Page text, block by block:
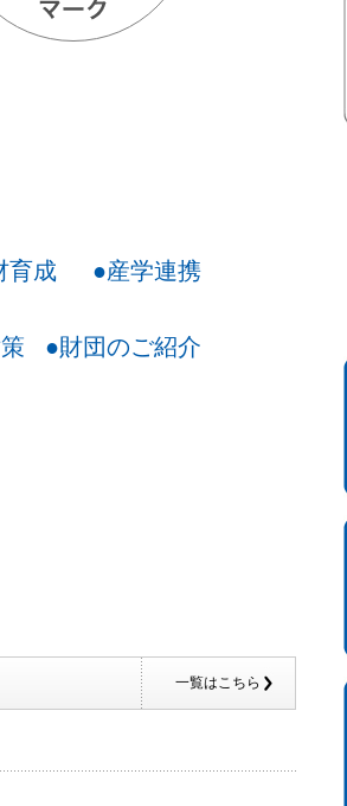
育成 ●産学連携
●財団のご紹介
一覧はこちら